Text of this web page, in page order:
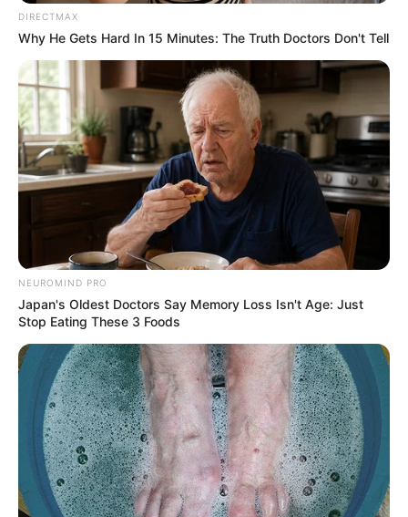
Μπήκε σε κατάστημα για την τουαλέτα
και άδειασε την αποθήκη των
υπαλλήλων! (Βίντεο ντοκουμέντο)
Χειροπέδες σε 31χρονο φυγόποινο στη
Θεσσαλονίκη μετά από ερυθρά αγγελία
της Interpol
Περιπέτεια στο βουνό για 18χρονο στη
Θάσο: Η κλήση στο 112 και η έγκαιρη
επέμβαση των πυροσβεστών τον
έσωσαν!
έκτακτη ενίσχυση για παιδιά
Δείτε όλες τις τελευταίες Ειδήσεις από την Ελλάδα και
τον Κόσμο, τη στιγμή που συμβαίνουν, στοNewstok.gr
DIRECTMAX
Why He Gets Hard In 15 Minutes: The Truth Doctors Don't Tell
NEUROMIND PRO
Japan's Oldest Doctors Say Memory Loss Isn't Age: Just
Stop Eating These 3 Foods